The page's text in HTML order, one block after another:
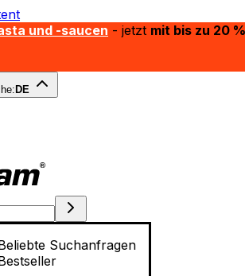
und -saucen - jetzt mit bis zu 20 %
DE
Suchanfragen